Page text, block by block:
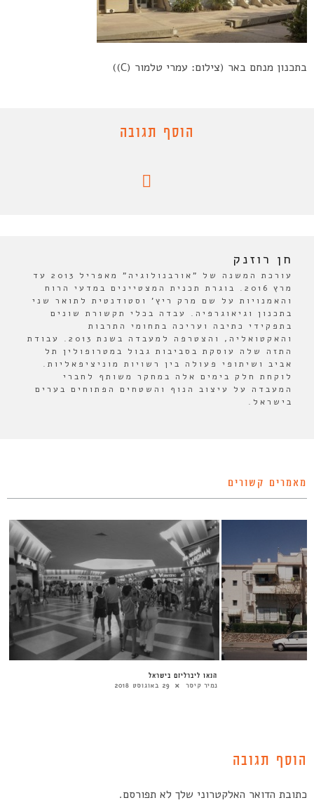
בתכנון מנחם באר (צילום: עמרי טלמור (C))
הוסף תגובה
חן רוזנק
עורכת המשנה של "אורבנולוגיה" מאפריל 2013 עד
מרץ 2016. בוגרת תכנית המצטיינים במדעי הרוח
והאמנויות על שם מרק ריץ' וסטודנטית לתואר שני
בתכנון וגיאוגרפיה. עבדה בכלי תקשורת שונים
בתפקידי כתיבה ועריכה בתחומי התרבות
והאקטואליה, והצטרפה למעבדה בשנת 2013. עבודת
התזה שלה עוסקת בסביבות גבול במטרופולין תל
אביב ושיתופי פעולה בין רשויות מוניציפאליות.
לוקחת חלק בימים אלה במחקר משותף לחברי
המעבדה על עיצוב הנוף והשטחים הפתוחים בערים
בישראל.
מאמרים קשורים
הנאו ליברליזם בישראל
נמיר קיסר 29 באוגוסט 2018
הוסף תגובה
כתובת הדואר האלקטרוני שלך לא תפורסם.